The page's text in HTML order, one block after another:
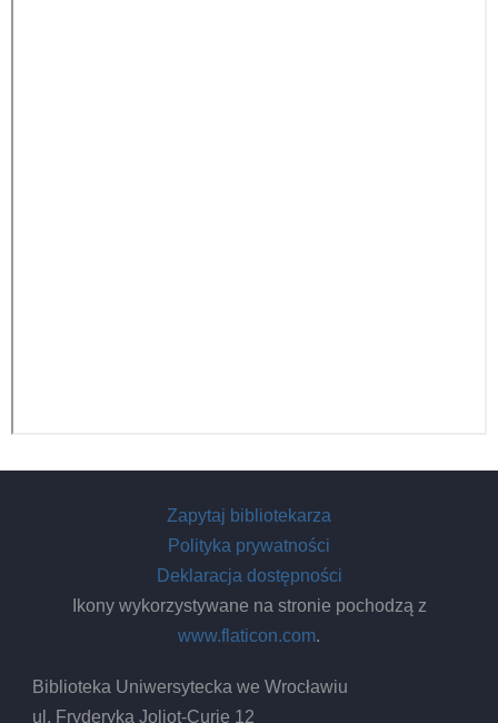
Zapytaj bibliotekarza
Polityka prywatności
Deklaracja dostępności
Ikony wykorzystywane na stronie pochodzą z
www.flaticon.com.
Biblioteka Uniwersytecka we Wrocławiu
ul. Fryderyka Joliot-Curie 12